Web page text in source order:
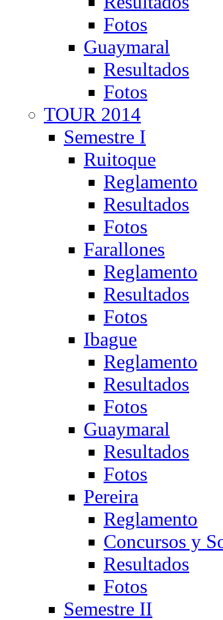
Fotos
Guaymaral
Resultados
Fotos
TOUR 2014
Semestre I
Ruitoque
Reglamento
Resultados
Fotos
Farallones
Reglamento
Resultados
Fotos
Ibague
Reglamento
Resultados
Fotos
Guaymaral
Resultados
Fotos
Pereira
Reglamento
Concursos y
Resultados
Fotos
Semestre II